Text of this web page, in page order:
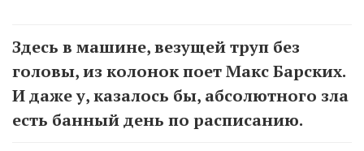
Здесь в машине, везущей труп без
головы, из колонок поет Макс Барских.
И даже у, казалось бы, абсолютного зла
есть банный день по расписанию.